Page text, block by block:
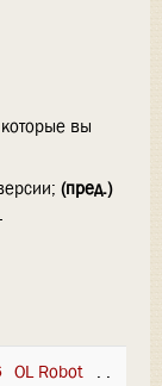
вы
(пред.)
OL Robot . .